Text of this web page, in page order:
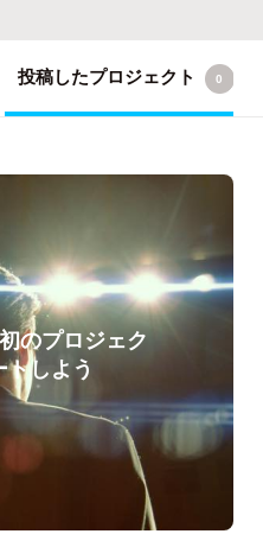
投稿したプロジェクト 0
のプロジェク
トしよう